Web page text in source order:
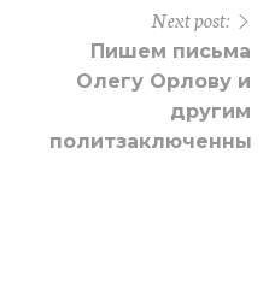
Next post:
Пишем письма
Олегу Орлову и
другим
политзаключенным